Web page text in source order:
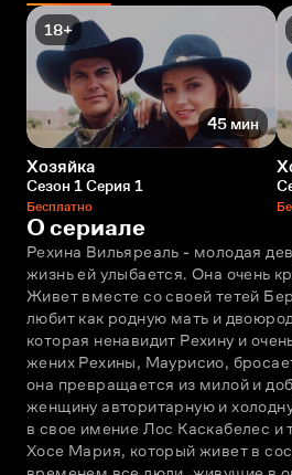
18+
45 мин
Хозяйка
Сезон 1 Серия 1
Бесплатно
О сериале
Рехина Вильяреаль - молодая
жизнь ей улыбается. Она очень
Живет вместе со своей тетей
любит как родную мать и
которая ненавидит Рехину и
жених Рехины, Маурисио,
она превращается из милой и
женщину авторитарную и
в свое имение Лос Каскабелес и
Хосе Мария, который живет в